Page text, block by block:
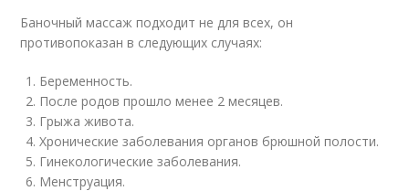
Баночный массаж подходит не для всех, он
противопоказан в следующих случаях:
Беременность.
После родов прошло менее 2 месяцев.
Грыжа живота.
Хронические заболевания органов брюшной полости.
Гинекологические заболевания.
Менструация.